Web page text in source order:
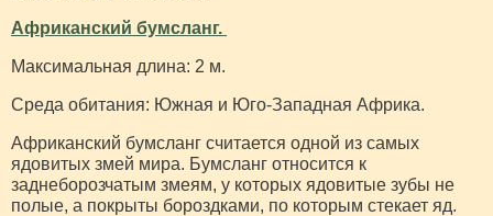
Африканский бумсланг.
Максимальная длина: 2 м.
Среда обитания: Южная и Юго-Западная Африка.
Африканский бумсланг считается одной из самых
ядовитых змей мира. Бумсланг относится к
заднеборозчатым змеям, у которых ядовитые зубы не
полые, а покрыты бороздками, по которым стекает яд.